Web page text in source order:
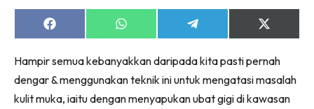
Share
on
Share
on
Share
on
Share
on
(Twitter)
Hampir semua kebanyakkan daripada kita pasti pernah
dengar & menggunakan teknik ini untuk mengatasi masalah
kulit muka, iaitu dengan menyapukan ubat gigi di kawasan